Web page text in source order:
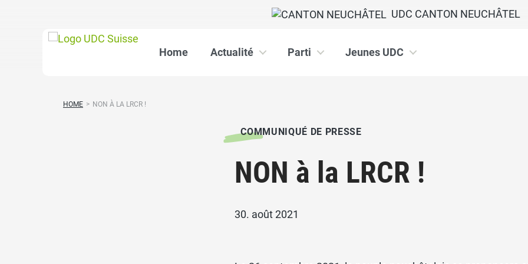
UDC CANTON NEUCHÂTEL
Home Actualité Parti Jeunes UDC
HOME > NON À LA LRCR !
COMMUNIQUÉ DE PRESSE
NON à la LRCR !
30. août 2021